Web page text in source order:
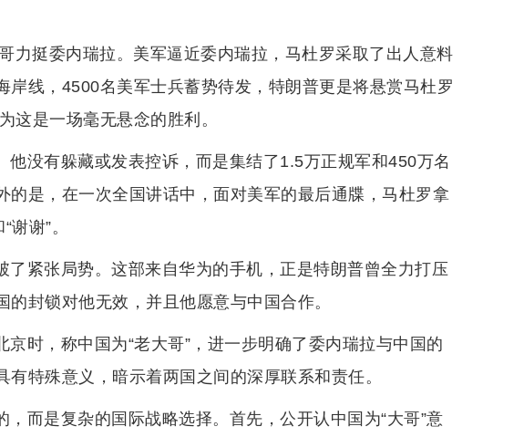
力挺委内瑞拉。美军逼近委内瑞拉，马杜罗采取了出人意料
岸线，4500名美军士兵蓄势待发，特朗普更是将悬赏马杜罗
这是一场毫无悬念的胜利。
没有躲藏或发表控诉，而是集结了1.5万正规军和450万名
的是，在一次全国讲话中，面对美军的最后通牒，马杜罗拿
谢”。
了紧张局势。这部来自华为的手机，正是特朗普曾全力打压
封锁对他无效，并且他愿意与中国合作。
时，称中国为“老大哥”，进一步明确了委内瑞拉与中国的
特殊意义，暗示着两国之间的深厚联系和责任。
而是复杂的国际战略选择。首先，公开认中国为“大哥”意